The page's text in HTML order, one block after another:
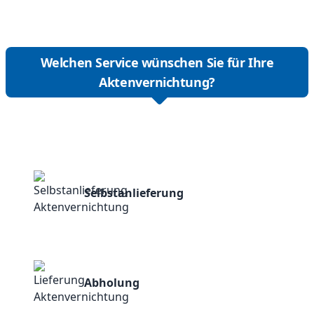
Welchen Service wünschen Sie für Ihre
Aktenvernichtung?
Selbstanlieferung
Abholung